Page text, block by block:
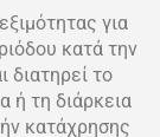
για
κατά την
διατηρεί το
ή τη διάρκεια
κατάχρησης